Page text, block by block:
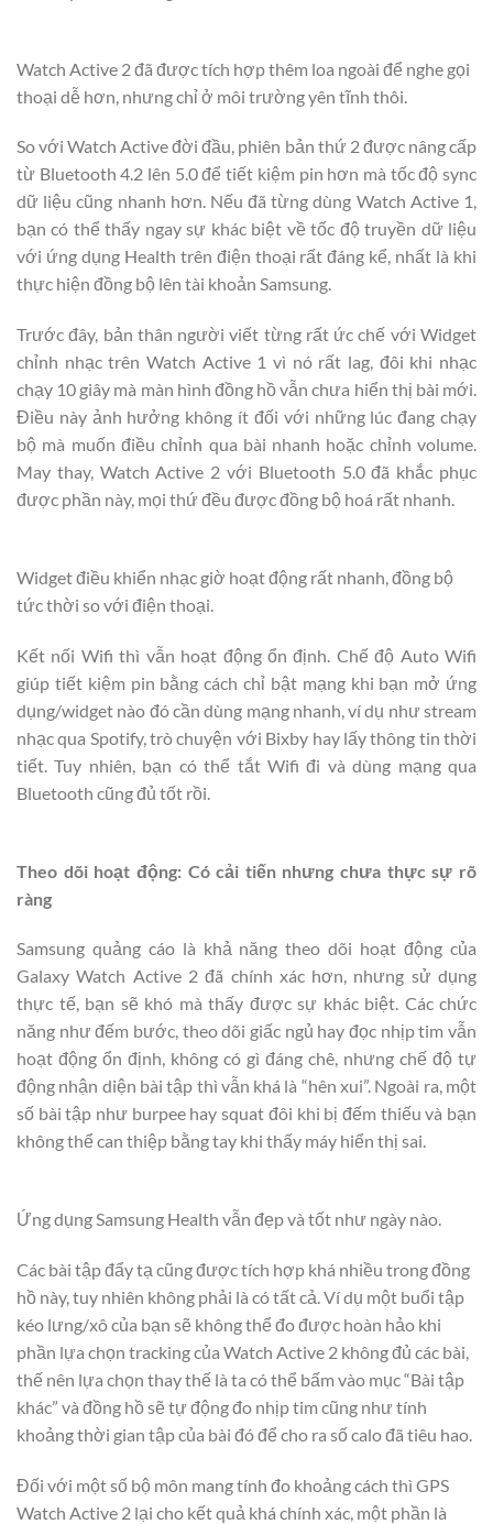
Watch Active 2 đã được tích hợp thêm loa ngoài để nghe gọi
thoại dễ hơn, nhưng chỉ ở môi trường yên tĩnh thôi.
So với Watch Active đời đầu, phiên bản thứ 2 được nâng cấp
từ Bluetooth 4.2 lên 5.0 để tiết kiệm pin hơn mà tốc độ sync
dữ liệu cũng nhanh hơn. Nếu đã từng dùng Watch Active 1,
bạn có thể thấy ngay sự khác biệt về tốc độ truyền dữ liệu
với ứng dụng Health trên điện thoại rất đáng kể, nhất là khi
thực hiện đồng bộ lên tài khoản Samsung.
Trước đây, bản thân người viết từng rất ức chế với Widget
chỉnh nhạc trên Watch Active 1 vì nó rất lag, đôi khi nhạc
chạy 10 giây mà màn hình đồng hồ vẫn chưa hiển thị bài mới.
Điều này ảnh hưởng không ít đối với những lúc đang chạy
bộ mà muốn điều chỉnh qua bài nhanh hoặc chỉnh volume.
May thay, Watch Active 2 với Bluetooth 5.0 đã khắc phục
được phần này, mọi thứ đều được đồng bộ hoá rất nhanh.
Widget điều khiển nhạc giờ hoạt động rất nhanh, đồng bộ
tức thời so với điện thoại.
Kết nối Wifi thì vẫn hoạt động ổn định. Chế độ Auto Wifi
giúp tiết kiệm pin bằng cách chỉ bật mạng khi bạn mở ứng
dụng/widget nào đó cần dùng mạng nhanh, ví dụ như stream
nhạc qua Spotify, trò chuyện với Bixby hay lấy thông tin thời
tiết. Tuy nhiên, bạn có thể tắt Wifi đi và dùng mạng qua
Bluetooth cũng đủ tốt rồi.
Theo dõi hoạt động: Có cải tiến nhưng chưa thực sự rõ
ràng
Samsung quảng cáo là khả năng theo dõi hoạt động của
Galaxy Watch Active 2 đã chính xác hơn, nhưng sử dụng
thực tế, bạn sẽ khó mà thấy được sự khác biệt. Các chức
năng như đếm bước, theo dõi giấc ngủ hay đọc nhịp tim vẫn
hoạt động ổn định, không có gì đáng chê, nhưng chế độ tự
động nhận diện bài tập thì vẫn khá là “hên xui”. Ngoài ra, một
số bài tập như burpee hay squat đôi khi bị đếm thiếu và bạn
không thể can thiệp bằng tay khi thấy máy hiển thị sai.
Ứng dụng Samsung Health vẫn đẹp và tốt như ngày nào.
Các bài tập đẩy tạ cũng được tích hợp khá nhiều trong đồng
hồ này, tuy nhiên không phải là có tất cả. Ví dụ một buổi tập
kéo lưng/xô của bạn sẽ không thể đo được hoàn hảo khi
phần lựa chọn tracking của Watch Active 2 không đủ các bài,
thế nên lựa chọn thay thế là ta có thể bấm vào mục “Bài tập
khác” và đồng hồ sẽ tự động đo nhịp tim cũng như tính
khoảng thời gian tập của bài đó để cho ra số calo đã tiêu hao.
Đối với một số bộ môn mang tính đo khoảng cách thì GPS
Watch Active 2 lại cho kết quả khá chính xác, một phần là